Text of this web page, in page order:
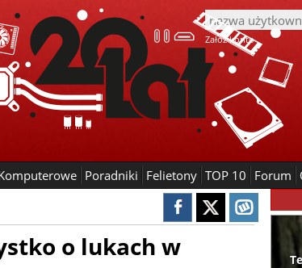
Załóż konto
Poradniki Felietony TOP 10 Forum
o lukach w